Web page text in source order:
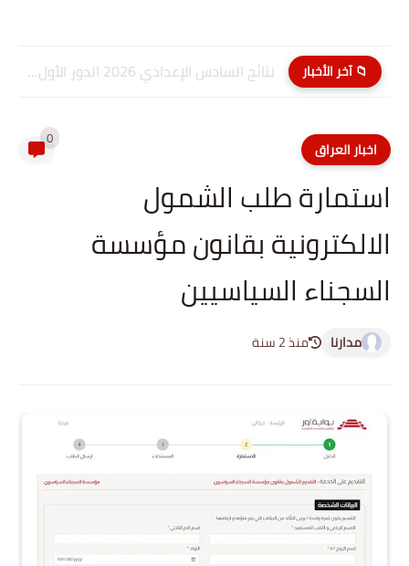
📁 آخر الأخبار نتائج السادس الإعدادي 2026 الدور الأول PDF كربلاء المقدسة| موقع...
اخبار العراق 0
استمارة طلب الشمول
الالكترونية بقانون مؤسسة
السجناء السياسيين
مدارنا منذ 2 سنة